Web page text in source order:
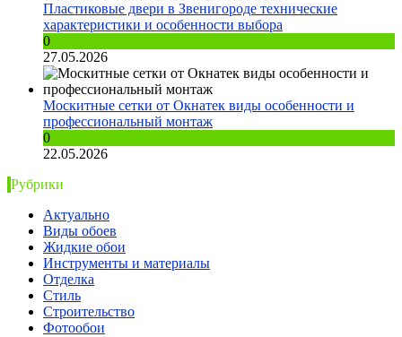
Пластиковые двери в Звенигороде технические
характеристики и особенности выбора
0
27.05.2026
Москитные сетки от Окнатек виды особенности и
профессиональный монтаж
0
22.05.2026
Рубрики
Актуально
Виды обоев
Жидкие обои
Инструменты и материалы
Отделка
Стиль
Строительство
Фотообои